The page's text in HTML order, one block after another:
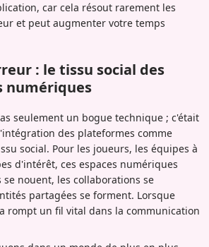
car cela résout rarement les
et peut augmenter votre temps
: le tissu social des
numériques
seulement un bogue technique ; c'était
des plateformes comme
social. Pour les joueurs, les équipes à
d'intérêt, ces espaces numériques
nouent, les collaborations se
partagées se forment. Lorsque
rompt un fil vital dans la communication